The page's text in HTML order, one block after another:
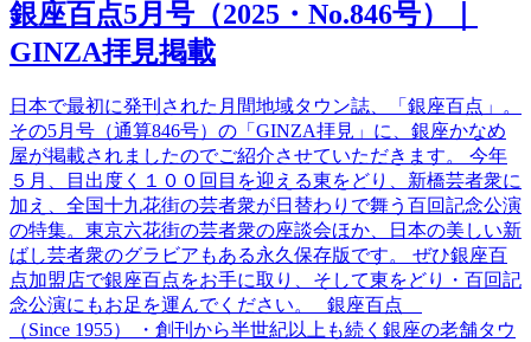
銀座百点5月号（2025・No.846号）｜
GINZA拝見掲載
日本で最初に発刊された月間地域タウン誌、「銀座百点」。
その5月号（通算846号）の「GINZA拝見」に、銀座かなめ
屋が掲載されましたのでご紹介させていただきます。 今年
５月、目出度く１００回目を迎える東をどり、新橋芸者衆に
加え、全国十九花街の芸者衆が日替わりで舞う百回記念公演
の特集。東京六花街の芸者衆の座談会ほか、日本の美しい新
ばし芸者衆のグラビアもある永久保存版です。 ぜひ銀座百
点加盟店で銀座百点をお手に取り、そして東をどり・百回記
念公演にもお足を運んでください。 銀座百点
（Since 1955） ・創刊から半世紀以上も続く銀座の老舗タウ